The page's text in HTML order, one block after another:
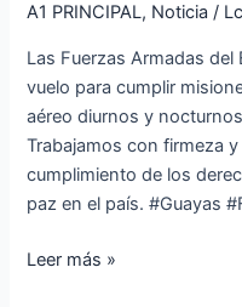
A1 PRINCIPAL, Noticia /
Las Fuerzas Armadas
vuelo para cumplir
aéreo diurnos y
Trabajamos con firmeza
cumplimiento de los
paz en el país. #Guayas
misiones
Leer más »